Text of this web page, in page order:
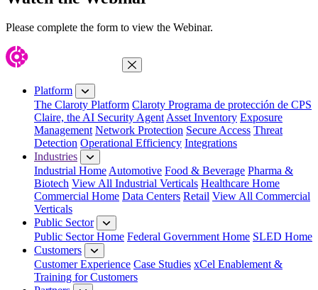
Please complete the form to view the Webinar.
Close Menu
Platform
The Claroty Platform Claroty Programa de protección de CPS
Claire, the AI Security AgentAsset Inventory Exposure
Management Network Protection Secure Access Threat
Detection Operational Efficiency Integrations
Industries
Industrial HomeAutomotive Food & Beverage Pharma &
Biotech View All Industrial Verticals Healthcare Home
Commercial Home Data Centers Retail View All Commercial
Verticals
Public Sector
Public Sector Home Federal Government Home SLED Home
Customers
Customer Experience Case Studies xCel Enablement &
Training for Customers